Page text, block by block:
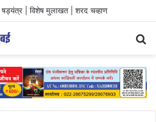
षड्यंत्र | विशेष मुलाखत | शरद चव्हाण